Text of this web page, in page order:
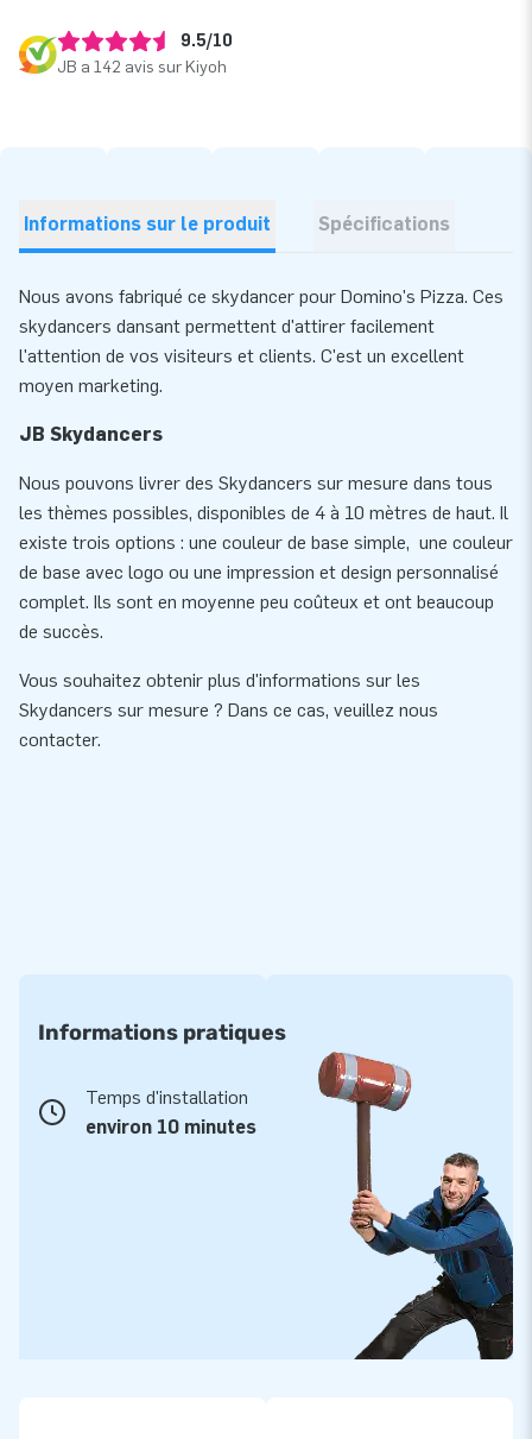
9.5/10
JB a 142 avis sur Kiyoh
Informations sur le produit Spécifications
Nous avons fabriqué ce skydancer pour Domino's Pizza. Ces
skydancers dansant permettent d'attirer facilement
l'attention de vos visiteurs et clients. C'est un excellent
moyen marketing.
JB Skydancers
Nous pouvons livrer des Skydancers sur mesure dans tous
les thèmes possibles, disponibles de 4 à 10 mètres de haut. Il
existe trois options : une couleur de base simple, une couleur
de base avec logo ou une impression et design personnalisé
complet. Ils sont en moyenne peu coûteux et ont beaucoup
de succès.
Vous souhaitez obtenir plus d'informations sur les
Skydancers sur mesure ? Dans ce cas, veuillez nous
contacter.
Informations pratiques
Temps d'installation
environ 10 minutes